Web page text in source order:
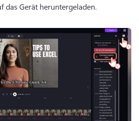
das Gerät heruntergeladen.